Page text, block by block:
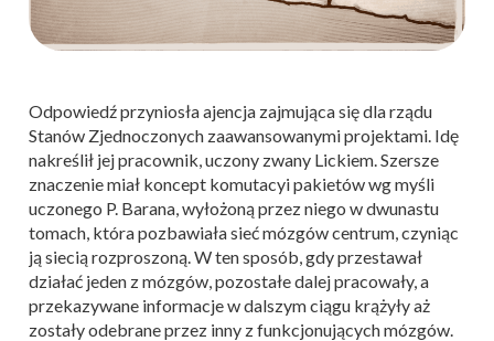
Odpowiedź przyniosła ajencja zajmująca się dla rządu
Stanów Zjednoczonych zaawansowanymi projektami. Idę
nakreślił jej pracownik, uczony zwany Lickiem. Szersze
znaczenie miał koncept komutacyi pakietów wg myśli
uczonego P. Barana, wyłożoną przez niego w dwunastu
tomach, która pozbawiała sieć mózgów centrum, czyniąc
ją siecią rozproszoną. W ten sposób, gdy przestawał
działać jeden z mózgów, pozostałe dalej pracowały, a
przekazywane informacje w dalszym ciągu krążyły aż
zostały odebrane przez inny z funkcjonujących mózgów.